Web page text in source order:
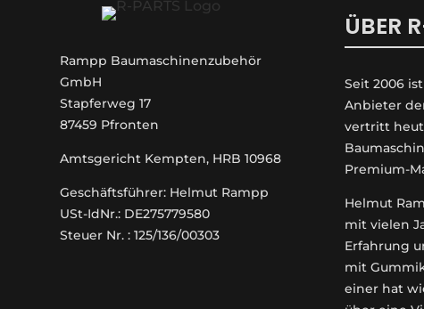
Rampp Baumaschinenzubehör
GmbH
Stapferweg 17
87459 Pfronten
Amtsgericht Kempten, HRB 10968
Geschäftsführer: Helmut Rampp
USt-IdNr.: DE275779580
Steuer Nr. : 125/136/00303
ÜBER
Seit 2006
An­bieter
vertritt
Premium-
Helmut
mit vielen
Erfahrung
mit
einer hat